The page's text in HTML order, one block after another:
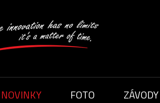
NOVINKY FOTO ZÁVODY